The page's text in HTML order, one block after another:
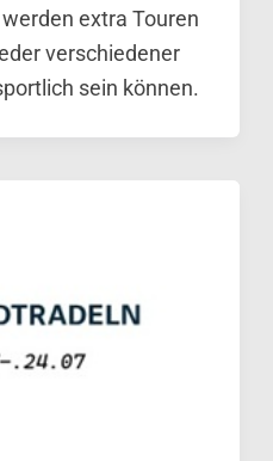
extra Touren
verschiedener
sein können.